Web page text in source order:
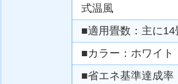
式温風
■適用畳数：主に
■カラー：ホワイト
■省エネ基準達成率